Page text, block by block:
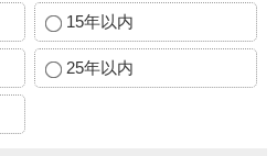
15年以内
25年以内